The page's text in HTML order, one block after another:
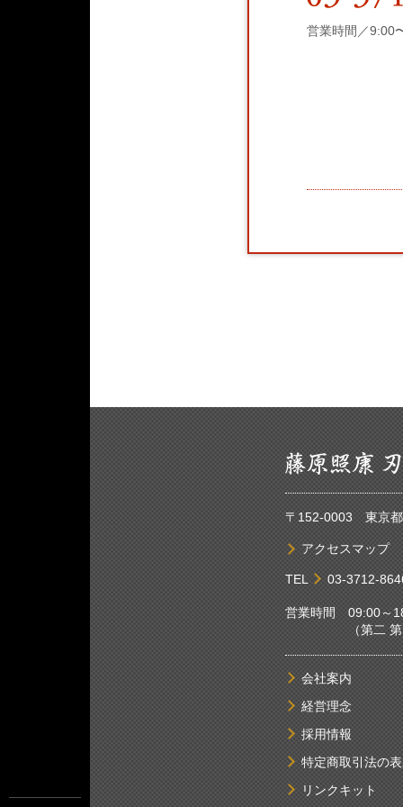
営業時間／9:00
〒152-0003 東京都
アクセスマップ
TEL 03-3712-
営業時間 09:00～
（第二 第四土
会社案内
経営理念
採用情報
特定商取引法の
リンクキット